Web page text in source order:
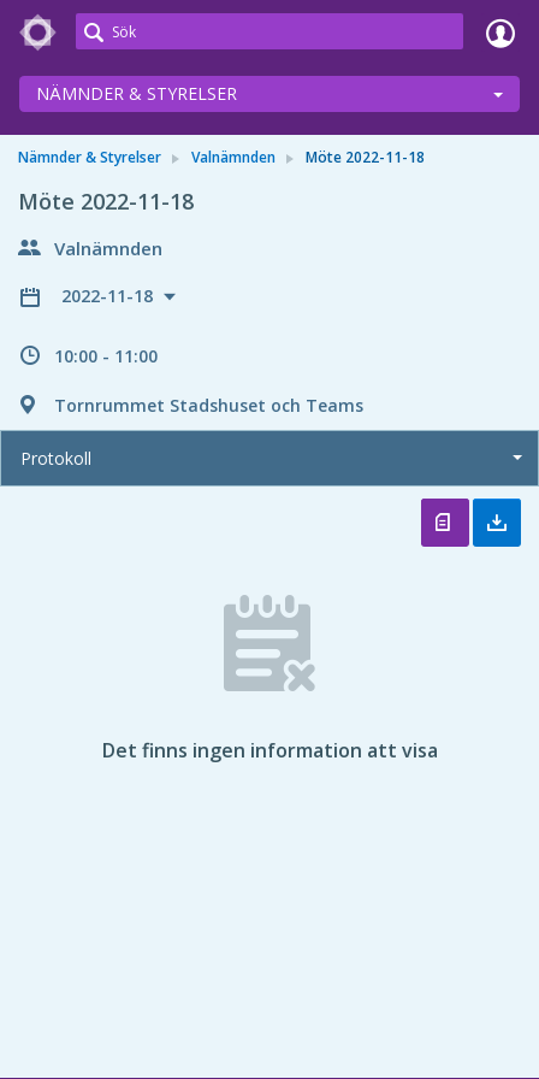
Meetings+
NÄMNDER & STYRELSER
Nämnder & Styrelser Valnämnden Möte 2022-11-18
Möte 2022-11-18
Valnämnden
2022-11-18
10:00 - 11:00
Tornrummet Stadshuset och Teams
Protokoll
Det finns ingen information att visa